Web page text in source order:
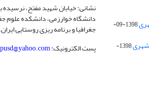
1398-09-
1398-
نشانی: خیابان شهید مفتح، نرسیده
دانشگاه خوارزمی، دانشکده علوم
جغرافیا و برنامه ریزی روستایی ایران.
پست الکترونیک: